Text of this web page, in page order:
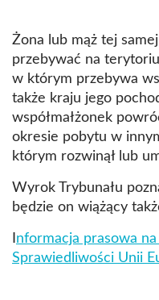
Żona lub mąż tej
przebywać na
w którym przebywa
także kraju jego
współmałżonek
okresie pobytu w
którym rozwinął lub
Wyrok Trybunału
będzie on wiążący
nformacja prasowa
Sprawiedliwości Unii